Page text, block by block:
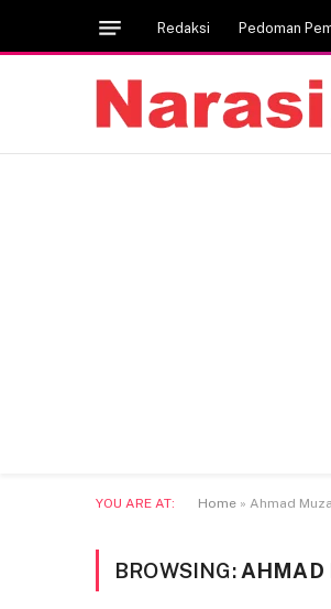
Redaksi Pedoman
YOU ARE AT: Home » Ahmad
BROWSING: AHMAD